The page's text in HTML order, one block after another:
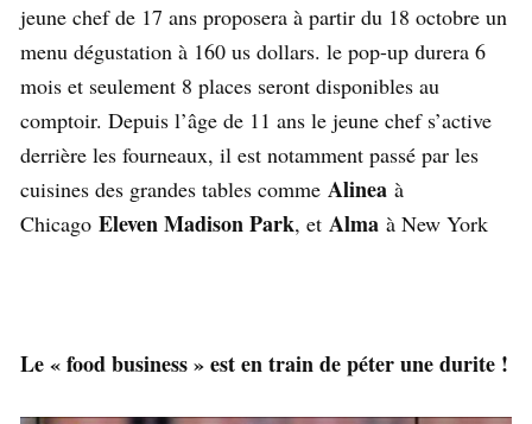
jeune chef de 17 ans proposera à partir du 18 octobre un
menu dégustation à 160 us dollars. le pop-up durera 6
mois et seulement 8 places seront disponibles au
comptoir. Depuis l’âge de 11 ans le jeune chef s’active
derrière les fourneaux, il est notamment passé par les
cuisines des grandes tables comme Alinea à
Chicago Eleven Madison Park, et Alma à New York
Le « food business » est en train de péter une durite !